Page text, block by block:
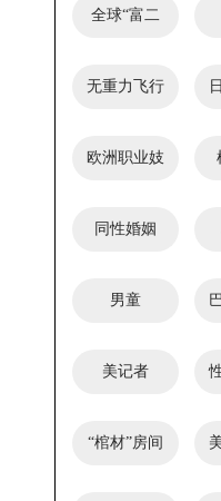
建好人才“档
全球“富二
无重力飞行
欧洲职业妓
同性婚姻
男童
美记者
“棺材”房间